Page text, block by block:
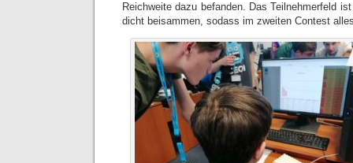
Reichweite dazu befanden. Das Teilnehmerfeld
dicht beisammen, sodass im zweiten Contest